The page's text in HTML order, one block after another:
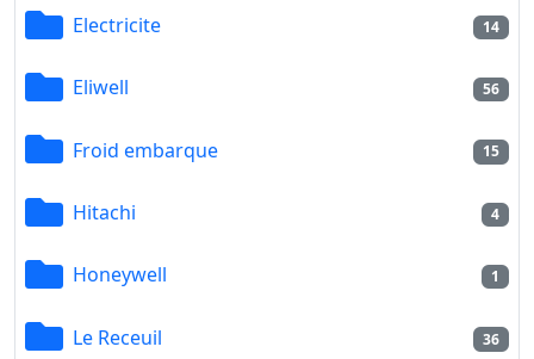
Electricite 14
Eliwell 56
Froid embarque 15
Hitachi 4
Honeywell 1
Le Receuil 36